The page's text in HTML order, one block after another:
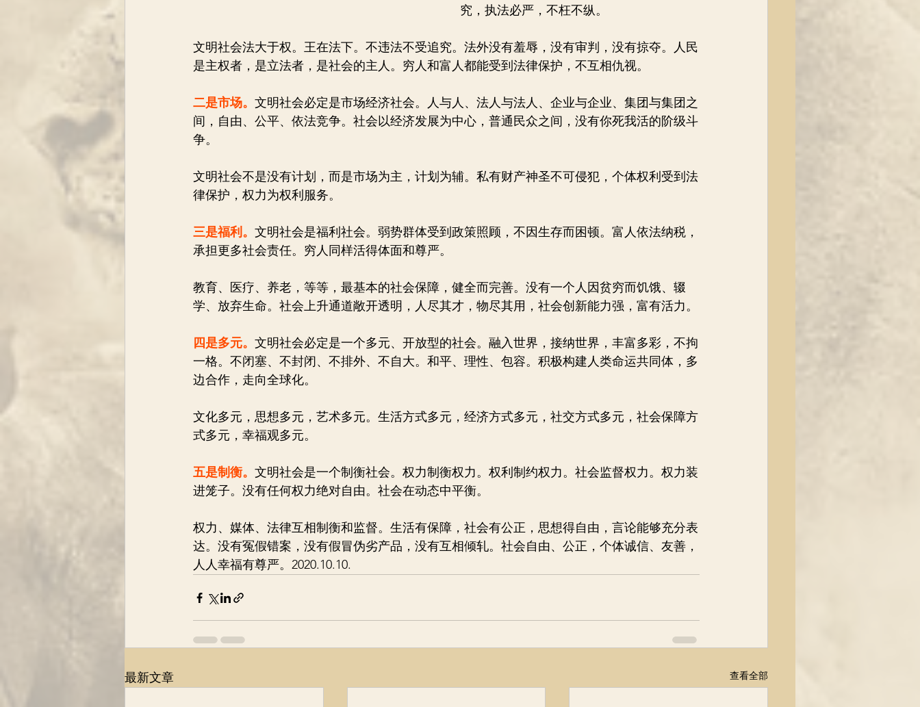
究，执法必严，不枉不纵。
文明社会法大于权。王在法下。不违法不受追究。法外没有羞辱，没有审判，没有掠夺。人民
是主权者，是立法者，是社会的主人。穷人和富人都能受到法律保护，不互相仇视。
二是市场。 文明社会必定是市场经济社会。人与人、法人与法人、企业与企业、集团与集团之
间，自由、公平、依法竞争。社会以经济发展为中心，普通民众之间，没有你死我活的阶级斗
争。
文明社会不是没有计划，而是市场为主，计划为辅。私有财产神圣不可侵犯，个体权利受到法
律保护，权力为权利服务。
三是福利。 文明社会是福利社会。弱势群体受到政策照顾，不因生存而困顿。富人依法纳税，
承担更多社会责任。穷人同样活得体面和尊严。
教育、医疗、养老，等等，最基本的社会保障，健全而完善。没有一个人因贫穷而饥饿、辍
学、放弃生命。社会上升通道敞开透明，人尽其才，物尽其用，社会创新能力强，富有活力。
四是多元。 文明社会必定是一个多元、开放型的社会。融入世界，接纳世界，丰富多彩，不拘
一格。不闭塞、不封闭、不排外、不自大。和平、理性、包容。积极构建人类命运共同体，多
边合作，走向全球化。
文化多元，思想多元，艺术多元。生活方式多元，经济方式多元，社交方式多元，社会保障方
式多元，幸福观多元。
五是制衡。 文明社会是一个制衡社会。权力制衡权力。权利制约权力。社会监督权力。权力装
进笼子。没有任何权力绝对自由。社会在动态中平衡。
权力、媒体、法律互相制衡和监督。生活有保障，社会有公正，思想得自由，言论能够充分表
达。没有冤假错案，没有假冒伪劣产品，没有互相倾轧。社会自由、公正，个体诚信、友善，
人人幸福有尊严。2020.10.10.
最新文章 查看全部